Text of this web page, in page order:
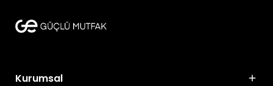
Kurumsal